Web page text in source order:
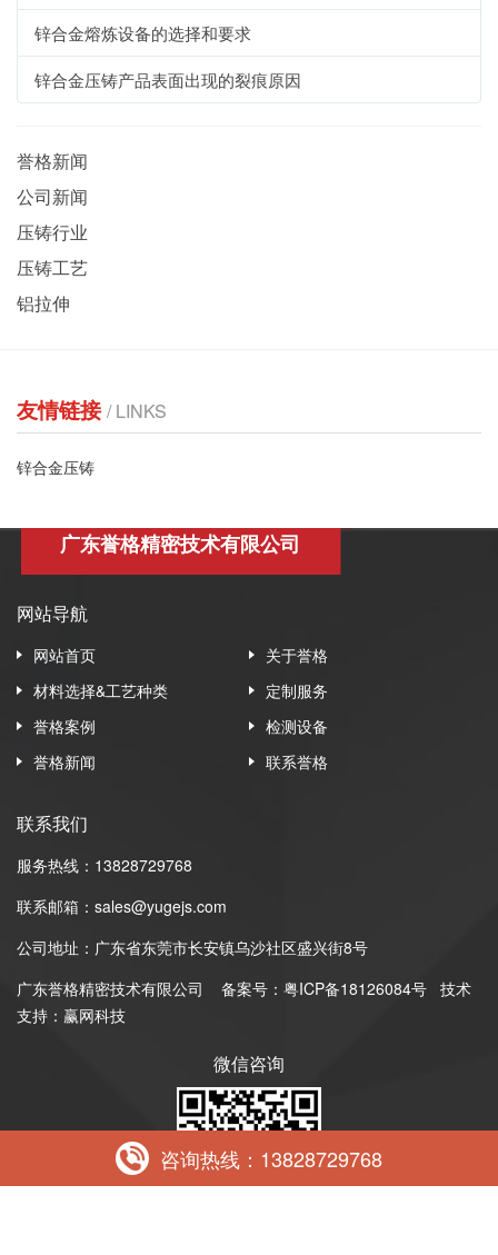
锌合金熔炼设备的选择和要求
锌合金压铸产品表面出现的裂痕原因
誉格新闻
公司新闻
压铸行业
压铸工艺
铝拉伸
咨询热线：13828729768
友情链接/ LINKS
锌合金压铸
广东誉格精密技术有限公司
网站导航
网站首页
关于誉格
材料选择&工艺种类
定制服务
誉格案例
检测设备
誉格新闻
联系誉格
联系我们
服务热线：13828729768
联系邮箱：sales@yugejs.com
公司地址：广东省东莞市长安镇乌沙社区盛兴街8号
广东誉格精密技术有限公司 备案号： 粤ICP备18126084号 技术
支持：赢网科技
微信咨询